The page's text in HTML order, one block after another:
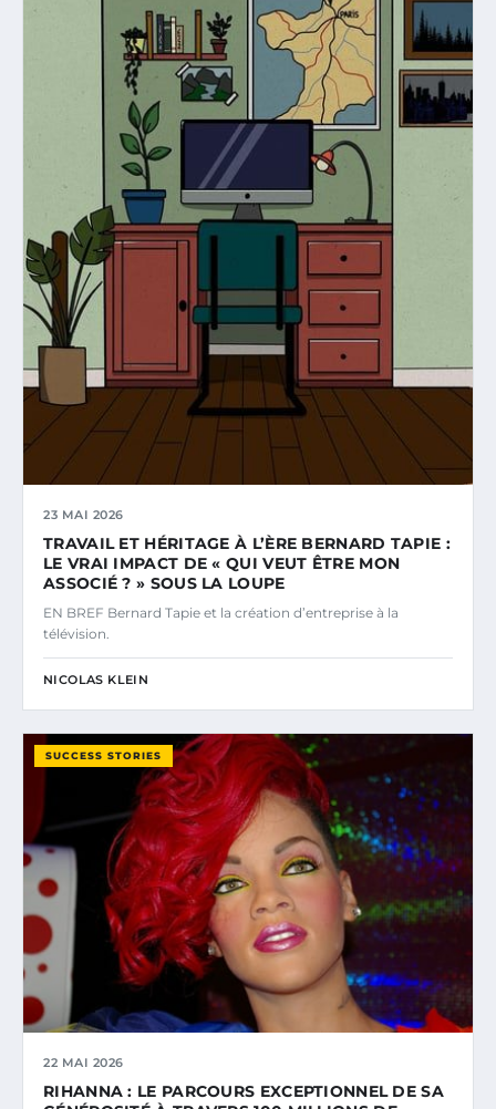
23 MAI 2026
TRAVAIL ET HÉRITAGE À L’ÈRE BERNARD TAPIE :
LE VRAI IMPACT DE « QUI VEUT ÊTRE MON
ASSOCIÉ ? » SOUS LA LOUPE
EN BREF Bernard Tapie et la création d’entreprise à la
télévision.
NICOLAS KLEIN
SUCCESS STORIES
22 MAI 2026
RIHANNA : LE PARCOURS EXCEPTIONNEL DE SA